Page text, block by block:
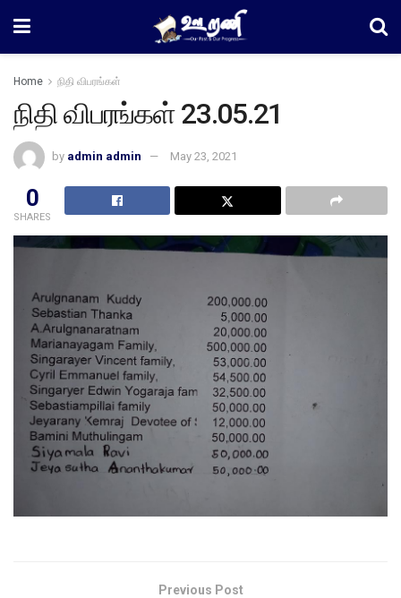
Home நிதி விபரங்கள்
நிதி விபரங்கள் 23.05.21
by admin admin May 23, 2021
0
SHARES
Previous Post